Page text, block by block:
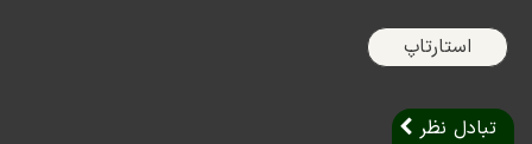
بنیان نبود ساختار مناسب برای ایجاد، حفظ، گسترش و در
در کشورهای اطراف مانند ترکیه و امارات زمینه‌های لازم برای
استارتاپ
تبادل نظر